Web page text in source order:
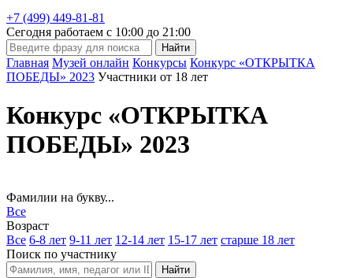
+7 (499) 449-81-81
Сегодня работаем с 10:00 до 21:00
Главная Музей онлайн Конкурсы Конкурс «ОТКРЫТКА
ПОБЕДЫ» 2023 Участники от 18 лет
Конкурс «ОТКРЫТКА
ПОБЕДЫ» 2023
Фамилии на букву...
Все
Возраст
Все 6-8 лет 9-11 лет 12-14 лет 15-17 лет старше 18 лет
Поиск по участнику
Найти